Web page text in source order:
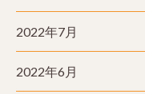
2022年7月
2022年6月